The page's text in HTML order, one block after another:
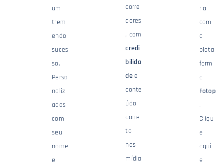
um
trem
endo
suces
so.
Perso
naliz
adas
com
seu
nome
e
corre
dores
, com
credi
bilida
de e
conte
údo
corre
to
nas
mídia
ria
com
a
plata
form
a
Fotop
.
Cliqu
e
aqui
e